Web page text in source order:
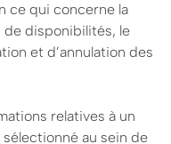
ce qui concerne la
disponibilités, le
et d’annulation des
relatives à un
au sein de